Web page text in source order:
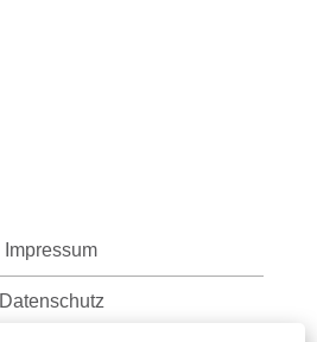
Impressum
Datenschutz